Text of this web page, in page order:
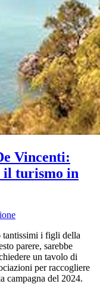
Vincenti:
il turismo in
tantissimi i figli della
parere, sarebbe
un tavolo di
per raccogliere
campagna del 2024.